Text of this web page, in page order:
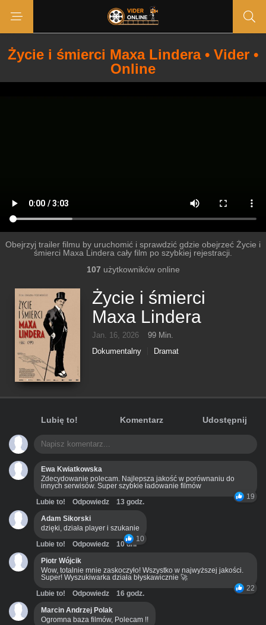
Życie i śmierci Maxa Lindera • Vider •
Online
Obejrzyj trailer filmu by uruchomić i sprawdzić gdzie obejrzeć Życie i
śmierci Maxa Lindera cały film po szybkiej rejestracji.
107 użytkowników online
Życie i śmierci
Maxa Lindera
Jan. 16, 2026
99 Min.
Dokumentalny
Dramat
Lubię to! Komentarz Udostępnij
Ewa Kwiatkowska
Zdecydowanie polecam. Najlepsza jakość w porównaniu do
innych serwisów. Super szybkie ładowanie filmów
19
Lubie to! Odpowiedz
13 godz.
Adam Sikorski
dzięki, działa player i szukanie
10
Lubie to! Odpowiedz
10 dni
Piotr Wójcik
Wow, totalnie mnie zaskoczyło! Wszystko w najwyższej jakości.
Super! Wyszukiwarka działa błyskawicznie 🚀
22
Lubie to! Odpowiedz
16 godz.
Marcin Andrzej Polak
Ogromna baza filmów, Polecam !!